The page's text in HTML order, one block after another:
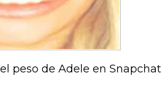
peso de Adele en Snapchat